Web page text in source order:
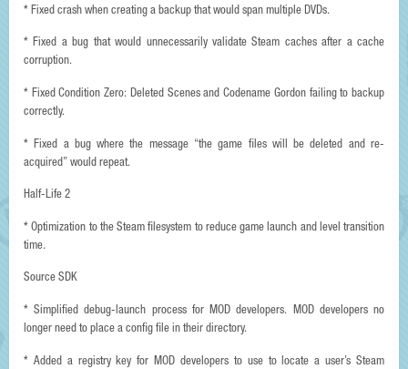
* Fixed crash when creating a backup that would span multiple DVDs.
* Fixed a bug that would unnecessarily validate Steam caches after a cache
corruption.
* Fixed Condition Zero: Deleted Scenes and Codename Gordon failing to backup
correctly.
* Fixed a bug where the message “the game files will be deleted and re-
acquired” would repeat.
Half-Life 2
* Optimization to the Steam filesystem to reduce game launch and level transition
time.
Source SDK
* Simplified debug-launch process for MOD developers. MOD developers no
longer need to place a config file in their directory.
* Added a registry key for MOD developers to use to locate a user’s Steam